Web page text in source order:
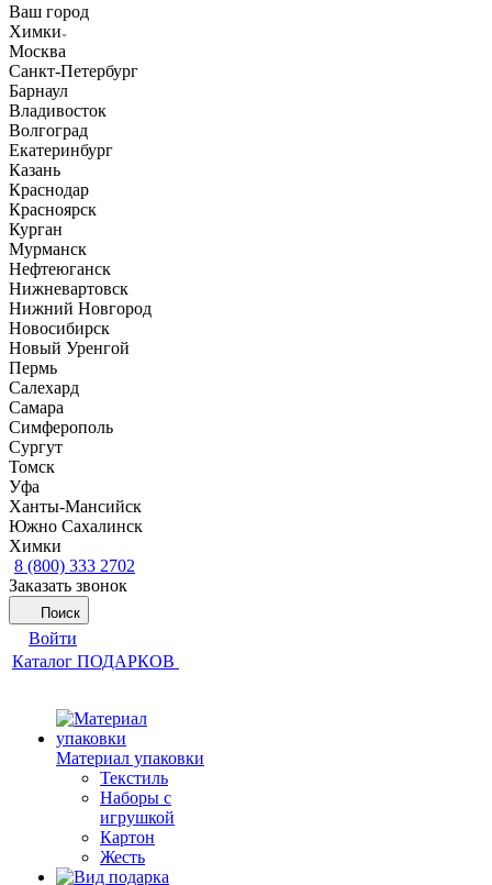
Ваш город
Химки
Москва
Санкт-Петербург
Барнаул
Владивосток
Волгоград
Екатеринбург
Казань
Краснодар
Красноярск
Курган
Мурманск
Нефтеюганск
Нижневартовск
Нижний Новгород
Новосибирск
Новый Уренгой
Пермь
Салехард
Самара
Симферополь
Сургут
Томск
Уфа
Ханты-Мансийск
Южно Сахалинск
Химки
8 (800) 333 2702
Заказать звонок
Поиск
Войти
Каталог ПОДАРКОВ
Материал упаковки
Текстиль
Наборы с
игрушкой
Картон
Жесть